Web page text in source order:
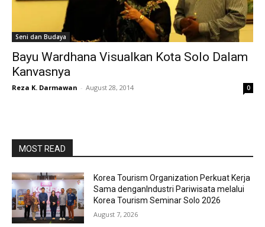
Seni dan Budaya
Bayu Wardhana Visualkan Kota Solo Dalam
Kanvasnya
Reza K. Darmawan - August 28, 2014 0
MOST READ
Korea Tourism Organization Perkuat Kerja
Sama denganIndustri Pariwisata melalui
Korea Tourism Seminar Solo 2026
August 7, 2026